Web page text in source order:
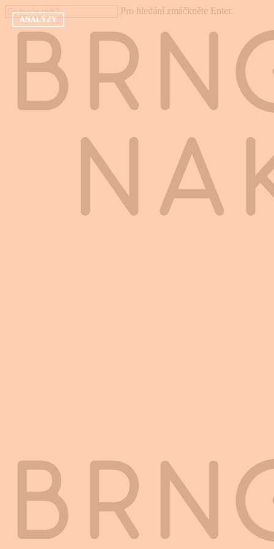
main
content
Pro hledání zmáčkněte Enter.
Close
Search
ANALÝZY
ANALÝZY
ANALÝZY